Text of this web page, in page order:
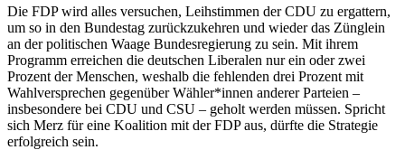
Die FDP wird alles versuchen, Leihstimmen der CDU zu ergattern,
um so in den Bundestag zurückzukehren und wieder das Zünglein
an der politischen Waage Bundesregierung zu sein. Mit ihrem
Programm erreichen die deutschen Liberalen nur ein oder zwei
Prozent der Menschen, weshalb die fehlenden drei Prozent mit
Wahlversprechen gegenüber Wähler*innen anderer Parteien –
insbesondere bei CDU und CSU – geholt werden müssen. Spricht
sich Merz für eine Koalition mit der FDP aus, dürfte die Strategie
erfolgreich sein.